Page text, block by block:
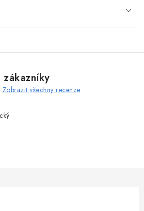
zákazníky
Zobrazit všechny recenze